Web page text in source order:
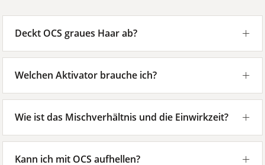
Deckt OCS graues Haar ab?
Welchen Aktivator brauche ich?
Wie ist das Mischverhältnis und die Einwirkzeit?
Kann ich mit OCS aufhellen?